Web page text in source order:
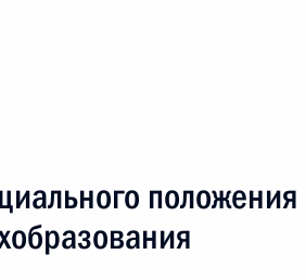
Пресс-конференции
Интервью
положения